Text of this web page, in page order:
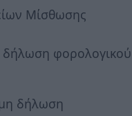
Μίσθωσης
δήλωση φορολογικού
δήλωση